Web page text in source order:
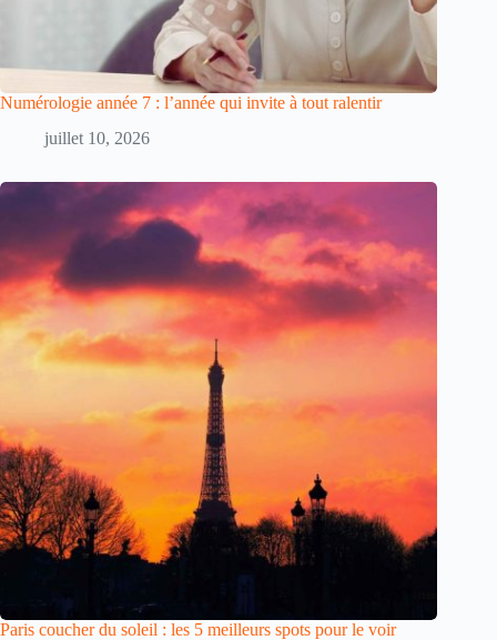
Numérologie année 7 : l’année qui invite à tout ralentir
juillet 10, 2026
Paris coucher du soleil : les 5 meilleurs spots pour le voir